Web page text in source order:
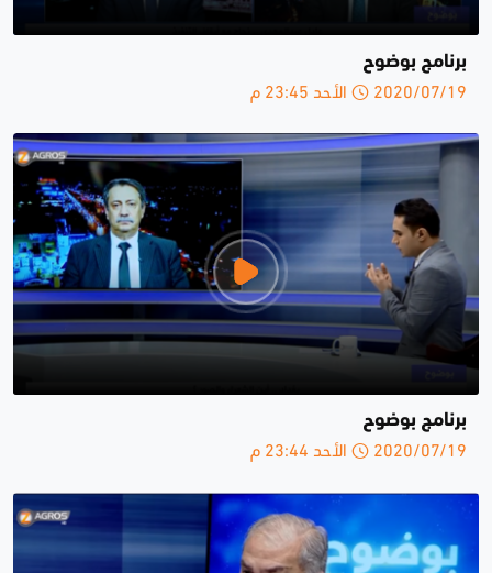
برنامج بوضوح
2020/07/19 الأحد 23:45 م
برنامج بوضوح
2020/07/19 الأحد 23:44 م